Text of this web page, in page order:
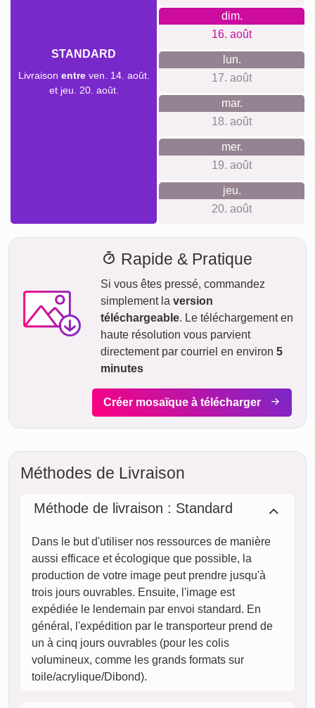
STANDARD
Livraison entreven. 14. août.
et jeu. 20. août.
dim.
16. août
lun.
17. août
mar.
18. août
mer.
19. août
jeu.
20. août
Rapide & Pratique
Si vous êtes pressé, commandez
simplement la version
téléchargeable. Le téléchargement en
haute résolution vous parvient
directement par courriel en environ 5
minutes
Créer mosaïque à télécharger
Méthodes de Livraison
Méthode de livraison : Standard
Dans le but d'utiliser nos ressources de manière
aussi efficace et écologique que possible, la
production de votre image peut prendre jusqu'à
trois jours ouvrables. Ensuite, l'image est
expédiée le lendemain par envoi standard. En
général, l'expédition par le transporteur prend de
un à cinq jours ouvrables (pour les colis
volumineux, comme les grands formats sur
toile/acrylique/Dibond).